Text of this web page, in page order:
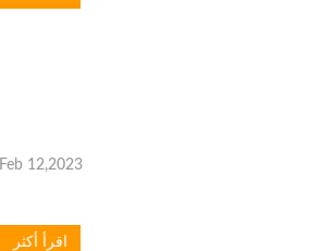
Feb 12,2023
اقرأ أكثر